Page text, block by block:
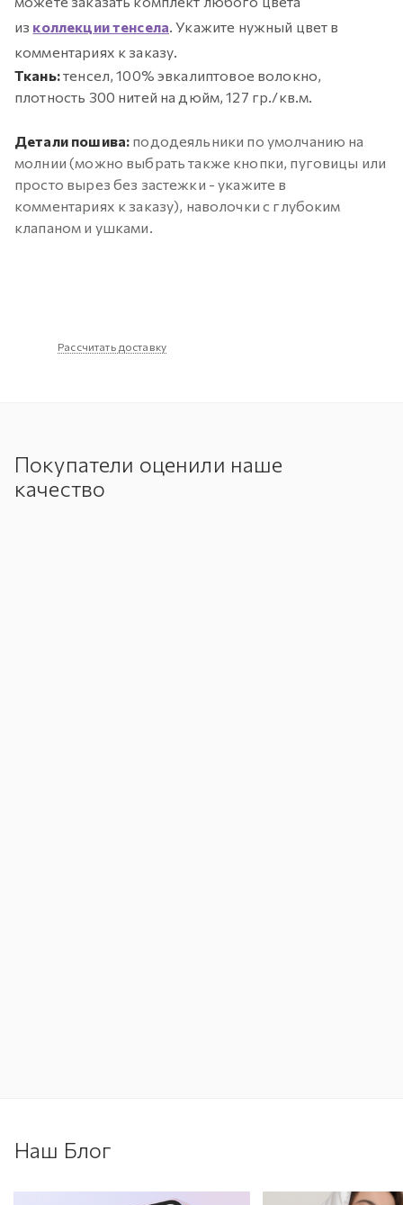
из коллекции тенсела. Укажите нужный цвет в
комментариях к заказу.
Ткань:тенсел, 100% эвкалиптовое волокно,
плотность 300 нитей на дюйм, 127 гр./кв.м.
Детали пошива: пододеяльники по умолчанию на
молнии (можно выбрать также кнопки, пуговицы или
просто вырез без застежки - укажите в
комментариях к заказу), наволочки с глубоким
клапаном и ушками.
Рассчитать доставку
Покупатели оценили наше
качество
Наш Блог